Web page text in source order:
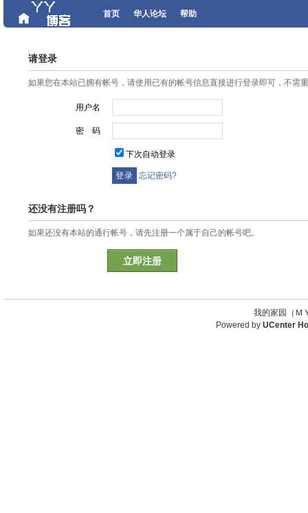
首页 华人论坛 帮助
请登录
如果您在本站已拥有帐号，请使用已有的帐号信息直接进行登录即可，不需
用户名
密 码
下次自动登录
忘记密码?
还没有注册吗？
如果还没有本站的通行帐号，请先注册一个属于自己的帐号吧。
立即注册
我的家园（
Powered by UCenter